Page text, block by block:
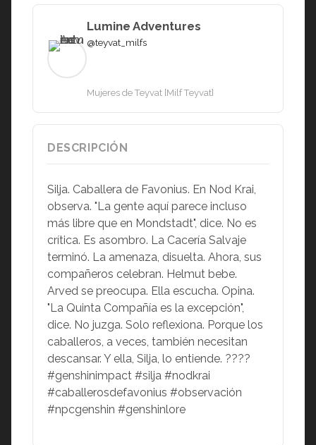
Lumine Adventures
@teyvat_milfs
Mujeres de Teyvat [Milf Teyvat]
DESCRIPCIÓN
Silja. Caballera de Favonius. En Nod Krai,
observa. "La gente aquí parece incluso
más libre que en Mondstadt", dice. No es
crítica. Es asombro. La Cacería Salvaje
terminó. La amenaza, disuelta. Ahora, sus
compañeros celebran. Helmut bebe.
Arved se preocupa. Ella escucha. Opina.
"La Quinta Compañía es la excepción",
dice. No juzga. Solo reflexiona. Porque los
caballeros, a veces, también necesitan
descansar. Y ella, Silja, lo entiende. ????
#genshinimpact #silja #nodkrai
#caballerosdefavonius #observación
#npcgenshin #genshinlore